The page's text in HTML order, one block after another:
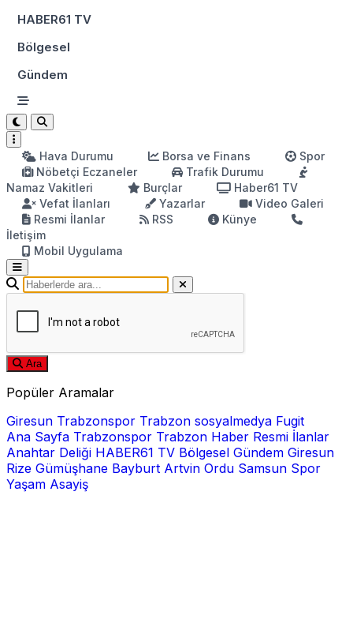
HABER61 TV
Bölgesel
Gündem
Hava Durumu Borsa ve Finans
Spor
Nöbetçi Eczaneler
Trafik Durumu
Namaz Vakitleri
Burçlar
Haber61 TV
Vefat İlanları
Yazarlar
Video Galeri
Resmi İlanlar
RSS
Künye
İletişim
Mobil Uygulama
Ara
Popüler Aramalar
Giresun Trabzonspor Trabzon sosyalmedya Fugit
Ana Sayfa Trabzonspor Trabzon Haber Resmi İlanlar
Anahtar Deliği HABER61 TV Bölgesel Gündem Giresun
Rize Gümüşhane Bayburt Artvin Ordu Samsun Spor
Yaşam Asayiş